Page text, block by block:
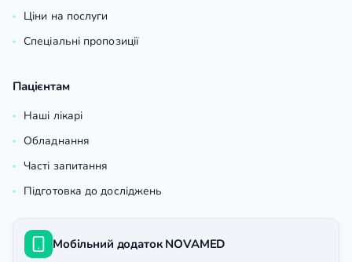
Ціни на послуги
Спеціальні пропозиції
Пацієнтам
Наші лікарі
Обладнання
Часті запитання
Підготовка до досліджень
Мобільний додаток NOVAMED